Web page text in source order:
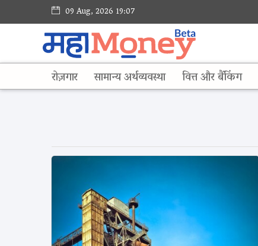
09 Aug, 2026 19:07
रोज़गार सामान्य अर्थव्यवस्था वित्त और बैंकिंग